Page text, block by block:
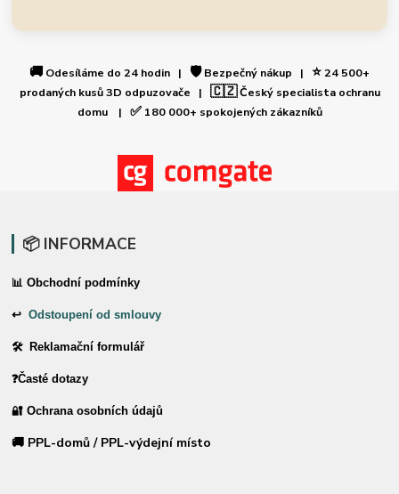
🚚 Odesíláme do 24 hodin | 🛡️Bezpečný nákup | ⭐24 500+
prodaných kusů 3D odpuzovače | 🇨🇿Český specialista ochranu
domu | ✅180 000+ spokojených zákazníků
📦 INFORMACE
📊 Obchodní podmínky
↩Odstoupení od smlouvy
🛠 Reklamační formulář
❓Časté dotazy
🔐 Ochrana osobních údajů
🚚 PPL-domů / PPL-výdejní místo